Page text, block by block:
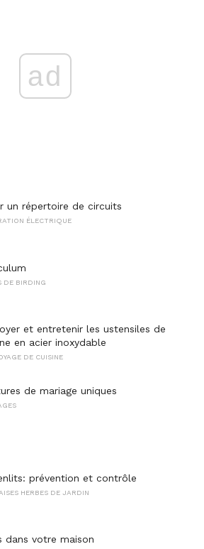
ad
un répertoire de circuits
ÉLECTRIQUE
DE BIRDING
et entretenir les ustensiles de
en acier inoxydable
DE CUISINE
de mariage uniques
prévention et contrôle
HERBES DE JARDIN
dans votre maison